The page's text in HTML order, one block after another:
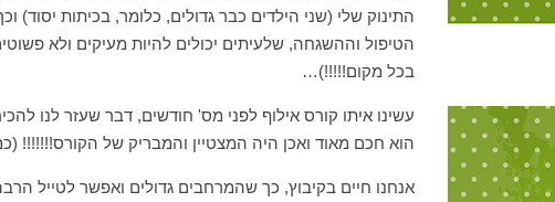
התינוק שלי (שני הילדים כבר גדולים, כלומר, בכיתות
הטיפול וההשגחה, שלעיתים יכולים להיות מעיקים ולא
בכל מקום!!!!!)…
עשינו איתו קורס אילוף לפני מס' חודשים, דבר שעזר לנו
הוא חכם מאוד ואכן היה המצטיין והמבריק של הקורס!!!!!!!
אנחנו חיים בקיבוץ, כך שהמרחבים גדולים ואפשר לטייל